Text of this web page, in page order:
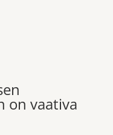
on vaativa